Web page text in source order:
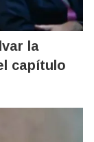
la
capítulo